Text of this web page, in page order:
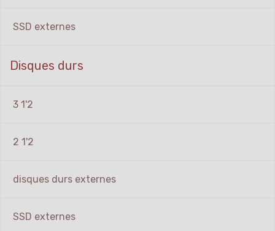
SSD externes
Disques durs
3 1'2
2 1'2
disques durs externes
SSD externes